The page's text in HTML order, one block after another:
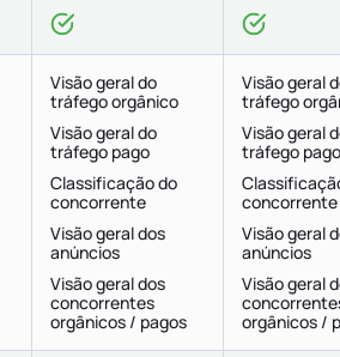
Visão geral do
tráfego orgânico
Visão geral do
tráfego pago
Classificação do
concorrente
Visão geral dos
anúncios
Visão geral dos
concorrentes
orgânicos / pagos
Visão geral
tráfego
Visão geral
tráfego pago
concorrente
Visão geral
anúncios
Visão geral
orgânicos /